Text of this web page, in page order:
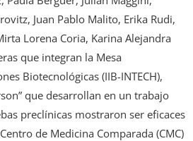
Juan Pablo Malito, Erika Rudi,
Lorena Coria, Karina Alejandra
que integran la Mesa
Biotecnológicas (IIB-INTECH),
que desarrollan en un trabajo
preclínicas mostraron ser eficaces
de Medicina Comparada (CMC)